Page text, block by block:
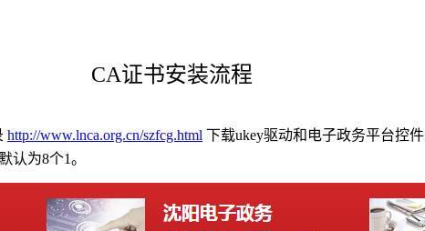
CA证书安装流程
http://www.lnca.org.cn/szfcg.html 下载ukey驱动和电子政务平台控
认为8个1。